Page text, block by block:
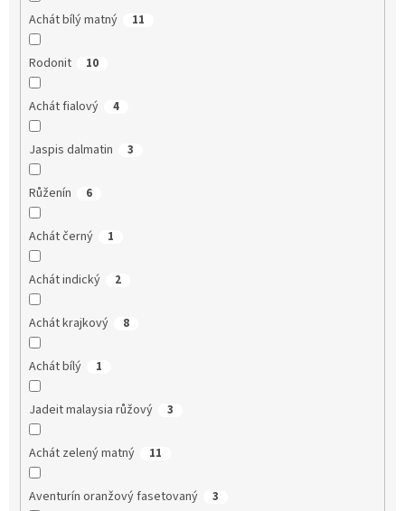
Achát bílý matný 11
Rodonit 10
Achát fialový 4
Jaspis dalmatin 3
Růženín 6
Achát černý 1
Achát indický 2
Achát krajkový 8
Achát bílý 1
Jadeit malaysia růžový 3
Achát zelený matný 11
Aventurín oranžový fasetovaný 3